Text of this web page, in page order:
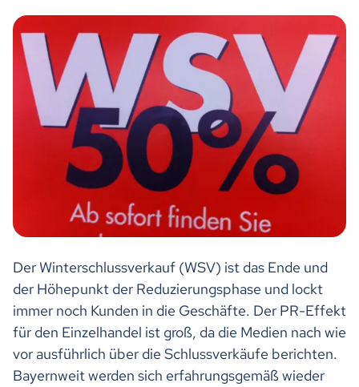
Der Winterschlussverkauf (WSV) ist das Ende und
der Höhepunkt der Reduzierungsphase und lockt
immer noch Kunden in die Geschäfte. Der PR-Effekt
für den Einzelhandel ist groß, da die Medien nach wie
vor ausführlich über die Schlussverkäufe berichten.
Bayernweit werden sich erfahrungsgemäß wieder